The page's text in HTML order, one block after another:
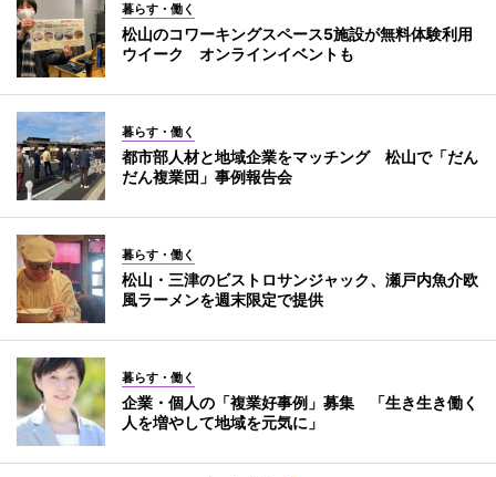
暮らす・働く
松山のコワーキングスペース5施設が無料体験利用
ウイーク オンラインイベントも
暮らす・働く
都市部人材と地域企業をマッチング 松山で「だん
だん複業団」事例報告会
暮らす・働く
松山・三津のビストロサンジャック、瀬戸内魚介欧
風ラーメンを週末限定で提供
暮らす・働く
企業・個人の「複業好事例」募集 「生き生き働く
人を増やして地域を元気に」